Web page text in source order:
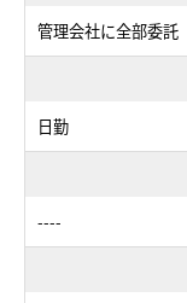
管理会社に全部委託
日勤
----